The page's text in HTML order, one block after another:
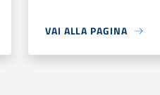
VAI ALLA PAGINA